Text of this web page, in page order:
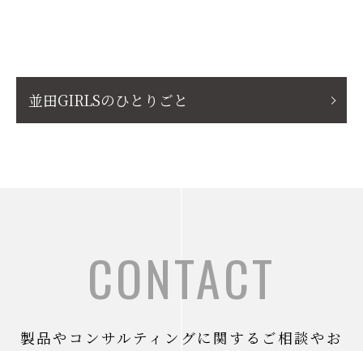
並田GIRLSのひとりごと
CONTACT
製品やコンサルティングに関するご相談やお